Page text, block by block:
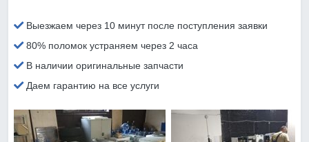
Выезжаем через 10 минут после поступления заявки
80% поломок устраняем через 2 часа
В наличии оригинальные запчасти
Даем гарантию на все услуги